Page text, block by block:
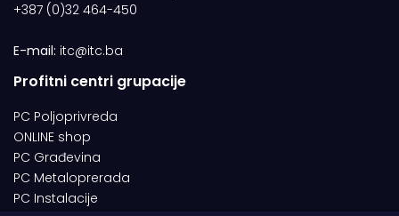
+387 (0)32 464-450
E-mail: itc@itc.ba
Profitni centri grupacije
PC Poljoprivreda
ONLINE shop
PC Građevina
PC Metaloprerada
PC Instalacije